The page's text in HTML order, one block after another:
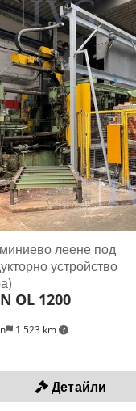
DTE 716
Achceson
детайлите Italpresse.
S7, акумулаторите
работно състояние
имате въпроси или
моля,
нас по телефона.
1 523 km
леене под
устройство
OL 1200
Детайли